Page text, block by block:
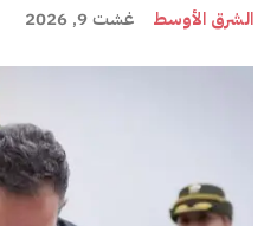
الشرق الأوسط غشت 9, 2026